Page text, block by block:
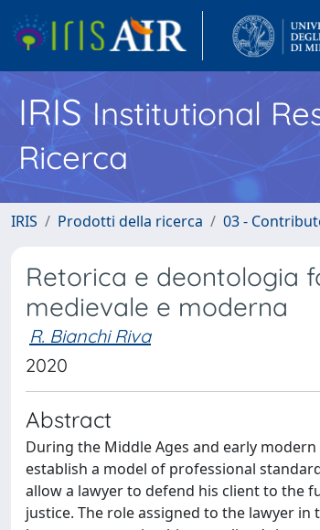
IRISInstitutional
Ricerca
IRIS Prodotti della ricerca 03 -
Retorica e deontologia
medievale e moderna
R. Bianchi Riva
2020
Abstract
During the Middle Ages and early
establish a model of professional
allow a lawyer to defend his client to the
justice. The role assigned to the lawyer